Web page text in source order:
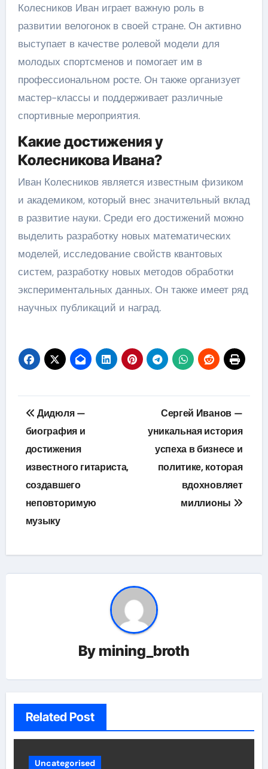
Колесников Иван играет важную роль в
развитии велогонок в своей стране. Он активно
выступает в качестве ролевой модели для
молодых спортсменов и помогает им в
профессиональном росте. Он также организует
мастер-классы и поддерживает различные
спортивные мероприятия.
Какие достижения у
Колесникова Ивана?
Иван Колесников является известным физиком
и академиком, который внес значительный вклад
в развитие науки. Среди его достижений можно
выделить разработку новых математических
моделей, исследование свойств квантовых
систем, разработку новых методов обработки
экспериментальных данных. Он также имеет ряд
научных публикаций и наград.
Навигация
по
записям
Дидюля —
биография и
достижения
известного гитариста,
создавшего
неповторимую
музыку
Сергей Иванов —
уникальная история
успеха в бизнесе и
политике, которая
вдохновляет
миллионы
By mining_broth
Related Post
Uncategorised